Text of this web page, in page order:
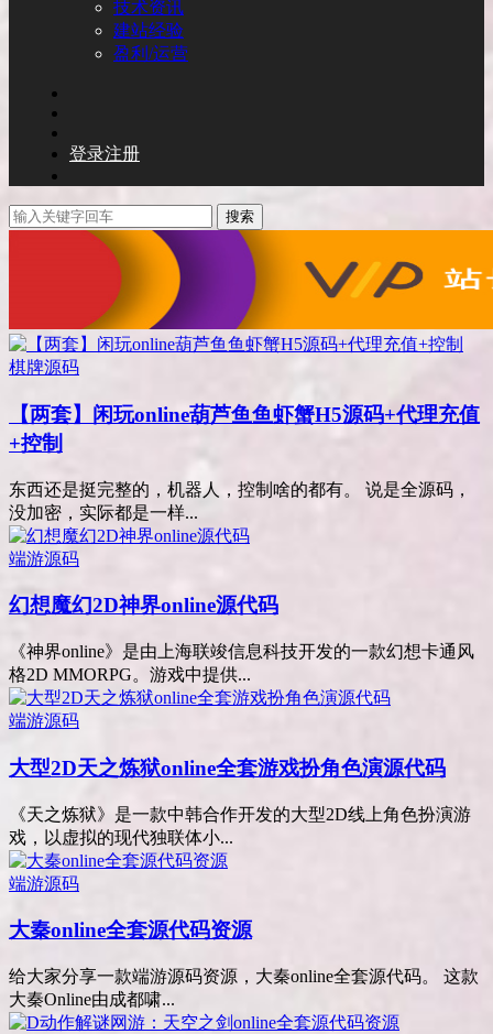
技术资讯
建站经验
盈利/运营
登录注册
搜索
棋牌源码
【两套】闲玩online葫芦鱼鱼虾蟹H5源码+代理充值
+控制
东西还是挺完整的，机器人，控制啥的都有。 说是全源码，
没加密，实际都是一样...
端游源码
幻想魔幻2D神界online源代码
《神界online》是由上海联竣信息科技开发的一款幻想卡通风
格2D MMORPG。游戏中提供...
端游源码
大型2D天之炼狱online全套游戏扮角色演源代码
《天之炼狱》是一款中韩合作开发的大型2D线上角色扮演游
戏，以虚拟的现代独联体小...
端游源码
大秦online全套源代码资源
给大家分享一款端游源码资源，大秦online全套源代码。 这款
大秦Online由成都啸...